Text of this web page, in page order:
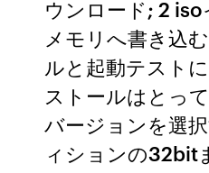
ウンロード; 2
メモリへ書き込
ルと起動テスト
ストールはとっ
バージョンを選
ィションの32bit